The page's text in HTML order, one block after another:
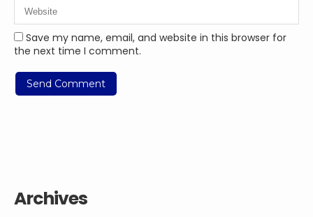
Save my name, email, and website in this browser for
the next time I comment.
Archives